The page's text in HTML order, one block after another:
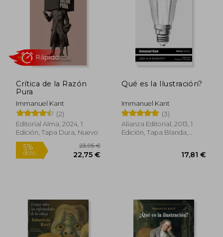
5%
dcto. 4,28 €
5%
dcto.
Rápido
Crítica de la Razón
Pura
Immanuel Kant
(2)
Editorial Alma, 2024, 1
Edición, Tapa Dura, Nuevo
Qué es la Ilustración?
Immanuel Kant
(3)
Alianza Editorial, 2013, 1
Edición, Tapa Blanda,